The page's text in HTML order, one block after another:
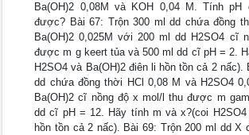
Ba(OH)2 0,08M và KOH 0,04 M. Tính pH
được? Bài 67: Trộn 300 ml dd chứa đồng
Ba(OH)2 0,025M với 200 ml dd H2SO4 cĩ
được m g keert tủa và 500 ml dd cĩ pH = 2.
H2SO4 và Ba(OH)2 điên li hồn tồn cả 2 nấc).
dd chứa đồng thời HCl 0,08 M và H2SO4
Ba(OH)2 cĩ nồng độ x mol/l thu được m
dd cĩ pH = 12. Hãy tính m và x?(coi H2SO4
hồn tồn cả 2 nấc). Bài 69: Trộn 200 ml dd X